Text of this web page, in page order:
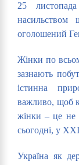
25
оголошений
Жінки по
зазнають
істинна
важливо, щоб
жінки – це не
сьогодні, у
Україна як